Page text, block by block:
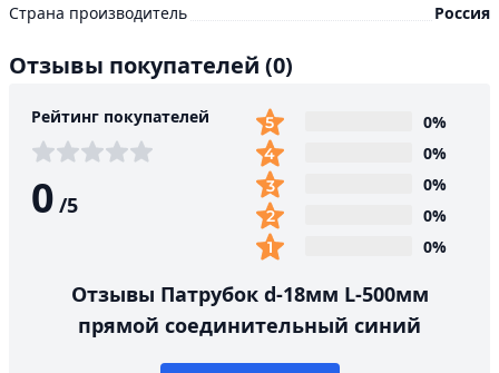
Страна производитель
Россия
Отзывы покупателей (0)
Рейтинг покупателей
0 /5
0%
0%
0%
0%
0%
Отзывы Патрубок d-18мм L-500мм
прямой соединительный синий